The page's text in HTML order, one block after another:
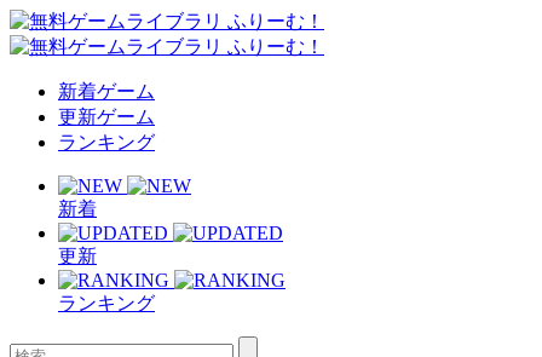
新着ゲーム
更新ゲーム
ランキング
新着
更新
ランキング